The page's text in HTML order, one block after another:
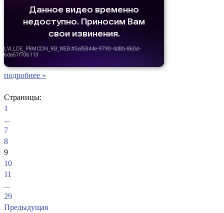
подробнее »
Страницы:
1
...
7
8
9
10
11
...
29
Предыдущая